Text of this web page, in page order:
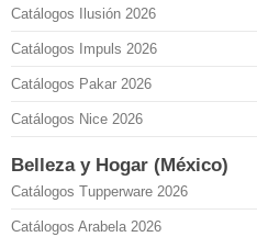
Catálogos Ilusión 2026
Catálogos Impuls 2026
Catálogos Pakar 2026
Catálogos Nice 2026
Belleza y Hogar (México)
Catálogos Tupperware 2026
Catálogos Arabela 2026